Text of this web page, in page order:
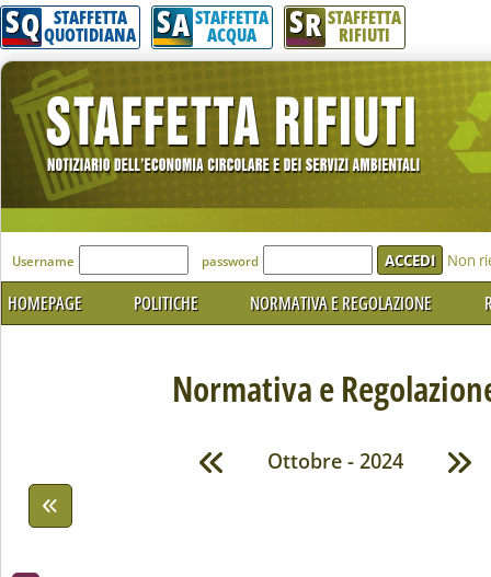
SQ STAFFETTA
QUOTIDIANA SA STAFFETTA
ACQUA SR STAFFETTA
RIFIUTI
'Modulo Login per accedere'
Username password Non
HOMEPAGE POLITICHE NORMATIVA E REGOLAZIONE
Normativa e
Ottobre - 2024